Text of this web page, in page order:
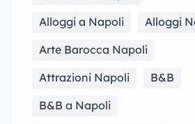
Alloggi a Napoli
Alloggi
Arte Barocca Napoli
Attrazioni Napoli
B&B
B&B a Napoli